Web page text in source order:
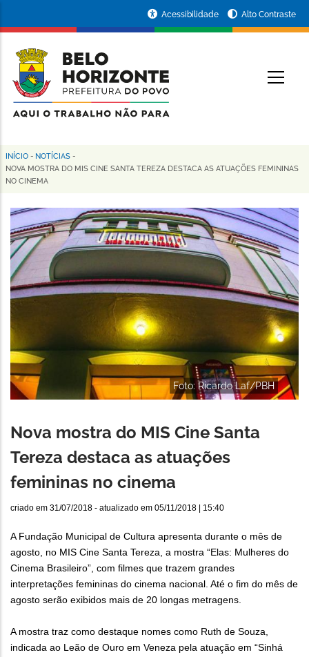
conteúdo
principal
da
Prefeitura
de
Horizonte
Acessibilidade Alto Contraste
Trilha
de
navegação
INÍCIO - NOTÍCIAS -
NOVA MOSTRA DO MIS CINE SANTA TEREZA DESTACA AS ATUAÇÕES FEMININAS
NO CINEMA
Foto: Ricardo Laf/PBH
Nova mostra do MIS Cine Santa
Tereza destaca as atuações
femininas no cinema
criado em 31/07/2018 - atualizado em 05/11/2018 | 15:40
A Fundação Municipal de Cultura apresenta durante o mês de
agosto, no MIS Cine Santa Tereza, a mostra “Elas: Mulheres do
Cinema Brasileiro”, com filmes que trazem grandes
interpretações femininas do cinema nacional. Até o fim do mês de
agosto serão exibidos mais de 20 longas metragens.
A mostra traz como destaque nomes como Ruth de Souza,
indicada ao Leão de Ouro em Veneza pela atuação em “Sinhá